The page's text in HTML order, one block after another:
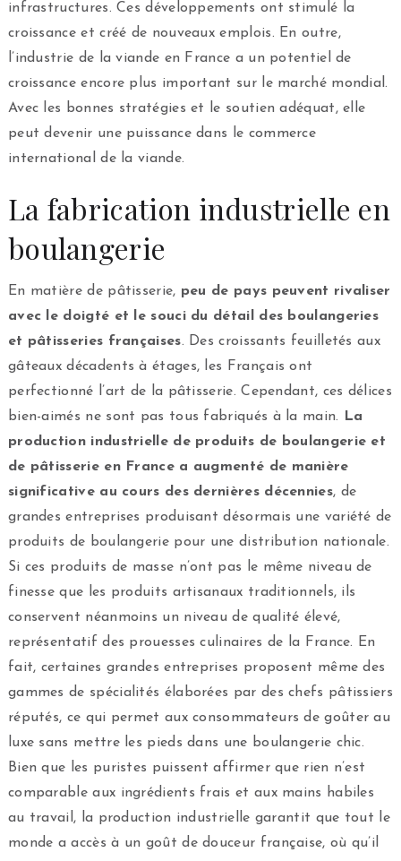
infrastructures. Ces développements ont stimulé la
croissance et créé de nouveaux emplois. En outre,
l’industrie de la viande en France a un potentiel de
croissance encore plus important sur le marché mondial.
Avec les bonnes stratégies et le soutien adéquat, elle
peut devenir une puissance dans le commerce
international de la viande.
La fabrication industrielle en
boulangerie
En matière de pâtisserie, peu de pays peuvent rivaliser
avec le doigté et le souci du détail des boulangeries
et pâtisseries françaises. Des croissants feuilletés aux
gâteaux décadents à étages, les Français ont
perfectionné l’art de la pâtisserie. Cependant, ces délices
bien-aimés ne sont pas tous fabriqués à la main. La
production industrielle de produits de boulangerie et
de pâtisserie en France a augmenté de manière
significative au cours des dernières décennies, de
grandes entreprises produisant désormais une variété de
produits de boulangerie pour une distribution nationale.
Si ces produits de masse n’ont pas le même niveau de
finesse que les produits artisanaux traditionnels, ils
conservent néanmoins un niveau de qualité élevé,
représentatif des prouesses culinaires de la France. En
fait, certaines grandes entreprises proposent même des
gammes de spécialités élaborées par des chefs pâtissiers
réputés, ce qui permet aux consommateurs de goûter au
luxe sans mettre les pieds dans une boulangerie chic.
Bien que les puristes puissent affirmer que rien n’est
comparable aux ingrédients frais et aux mains habiles
au travail, la production industrielle garantit que tout le
monde a accès à un goût de douceur française, où qu’il